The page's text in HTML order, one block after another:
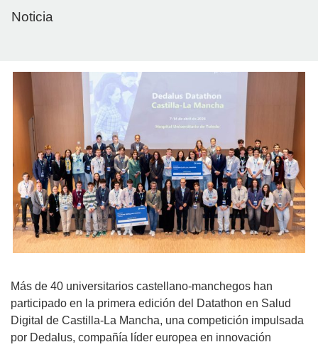
Español
Noticia
Más de 40 universitarios castellano-manchegos han
participado en la primera edición del Datathon en Salud
Digital de Castilla-La Mancha, una competición impulsada
por Dedalus, compañía líder europea en innovación